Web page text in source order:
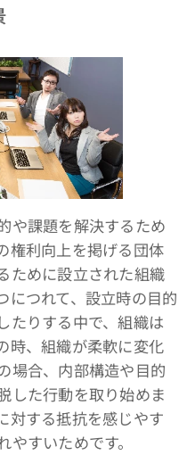
や課題を解決するため
権利向上を掲げる団体
ために設立された組織
につれて、設立時の目的
たりする中で、組織は
時、組織が柔軟に変化
場合、内部構造や目的
した行動を取り始めま
対する抵抗を感じやす
すいためです。